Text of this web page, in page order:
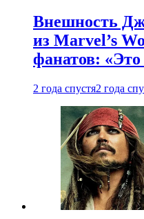
Внешность
из Marvel’s
фанатов:
2 года спустя2 года